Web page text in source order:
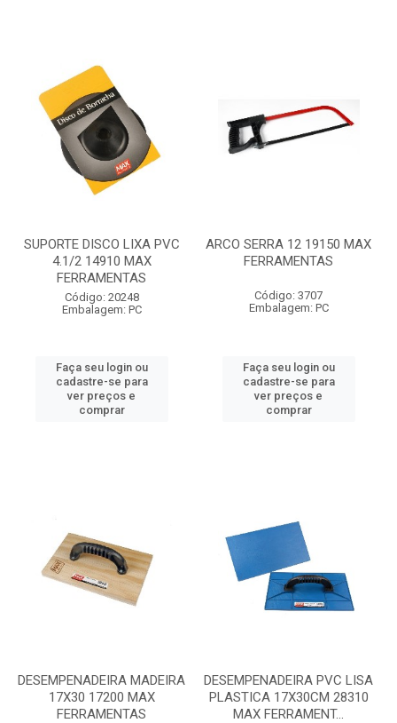
SUPORTE DISCO LIXA PVC
4.1/2 14910 MAX
FERRAMENTAS
Código: 20248
Embalagem: PC
Faça seu login ou
cadastre-se para
ver preços e
comprar
ARCO SERRA 12 19150 MAX
FERRAMENTAS
Código: 3707
Embalagem: PC
Faça seu login ou
cadastre-se para
ver preços e
comprar
DESEMPENADEIRA MADEIRA
17X30 17200 MAX
FERRAMENTAS
DESEMPENADEIRA PVC LISA
PLASTICA 17X30CM 28310
MAX FERRAMENT...